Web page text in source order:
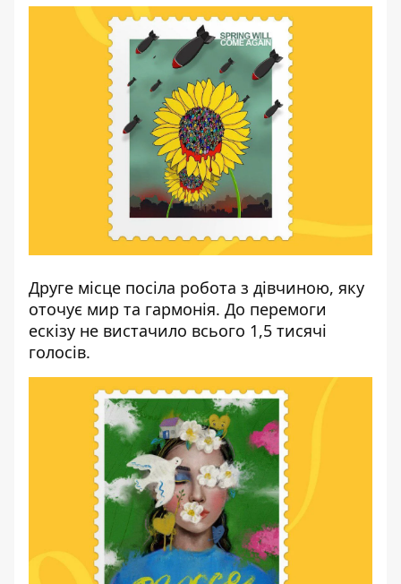
Друге місце посіла робота з дівчиною, яку
оточує мир та гармонія. До перемоги
ескізу не вистачило всього 1,5 тисячі
голосів.